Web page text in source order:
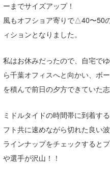
ーまでサイズアップ！
風もオフショア寄りで△40〜50
ィションとなりました。
私はお休みだったので、自宅で
ら千葉オフィスへと向かい、ボ
を積んで前日の夕方できていた志
ミドルタイドの時間帯に到着す
フト共に速めながら切れた良い波
ラインナップをチェックすると
や選手が沢山！！
mitsuteru Kamio
arukasvision
DELTA FORCE SURF
CBA Films
熊谷素子
SURFMEDIA
波伝説アンバサダー/プロライ
嵯峨明日香
進士剛光
田原啓江
植村未来
NOBUFUKU
+☆maki☆+
Aichan
chan-U
ECE
G◎Da